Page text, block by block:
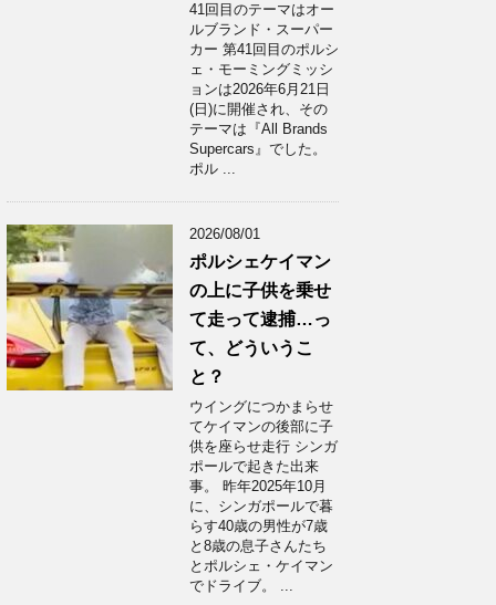
41回目のテーマはオー
ルブランド・スーパー
カー 第41回目のポルシ
ェ・モーミングミッシ
ョンは2026年6月21日
(日)に開催され、その
テーマは『All Brands
Supercars』でした。
ポル ...
2026/08/01
ポルシェケイマン
の上に子供を乗せ
て走って逮捕…っ
て、どういうこ
と？
ウイングにつかまらせ
てケイマンの後部に子
供を座らせ走行 シンガ
ポールで起きた出来
事。 昨年2025年10月
に、シンガポールで暮
らす40歳の男性が7歳
と8歳の息子さんたち
とポルシェ・ケイマン
でドライブ。 ...